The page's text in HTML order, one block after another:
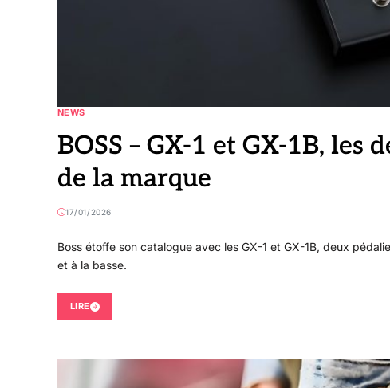
NEWS
BOSS – GX-1 et GX-1B,
de la marque
17/01/2026
Boss étoffe son catalogue avec les GX-1 et GX-1B, deux
et à la basse.
LIRE